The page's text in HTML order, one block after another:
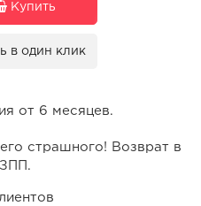
Купить
в один клик
от 6 месяцев.
страшного! Возврат в